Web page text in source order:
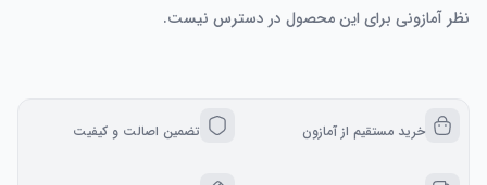
نظر آمازونی برای این محصول در دسترس نیست.
خرید مستقیم از آمازون تضمین اصالت و کیفیت